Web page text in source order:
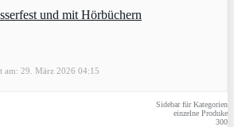
und mit Hörbüchern
am: 29. März 2026 04:15
Sidebar für Kategorien
einzelne Produke
300